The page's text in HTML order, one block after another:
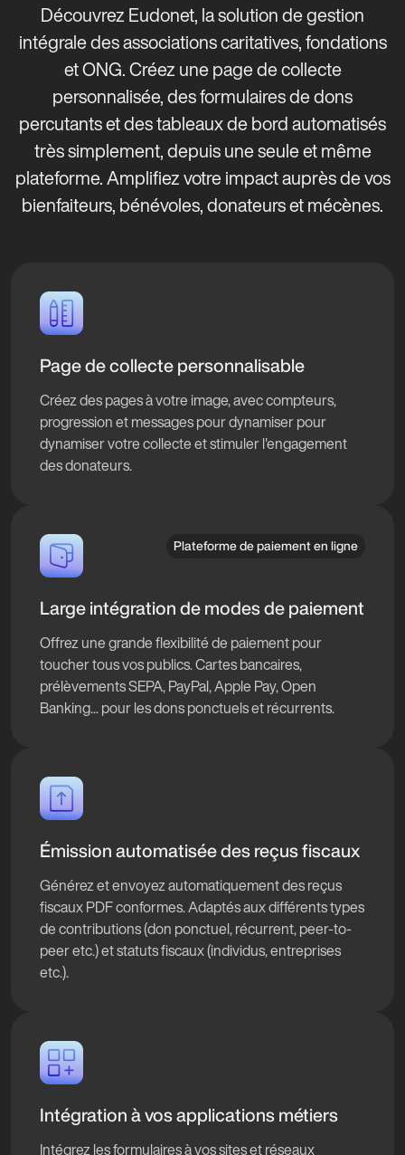
Découvrez Eudonet, la solution de gestion
intégrale des associations caritatives, fondations
et ONG. Créez une page de collecte
personnalisée, des formulaires de dons
percutants et des tableaux de bord automatisés
très simplement, depuis une seule et même
plateforme. Amplifiez votre impact auprès de vos
bienfaiteurs, bénévoles, donateurs et mécènes.
Page de collecte personnalisable
Créez des pages à votre image, avec compteurs,
progression et messages pour dynamiser pour
dynamiser votre collecte et stimuler l'engagement
des donateurs.
Plateforme de paiement en ligne
Large intégration de modes de paiement
Offrez une grande flexibilité de paiement pour
toucher tous vos publics. Cartes bancaires,
prélèvements SEPA, PayPal, Apple Pay, Open
Banking... pour les dons ponctuels et récurrents.
Émission automatisée des reçus fiscaux
Générez et envoyez automatiquement des reçus
fiscaux PDF conformes. Adaptés aux différents types
de contributions (don ponctuel, récurrent, peer-to-
peer etc.) et statuts fiscaux (individus, entreprises
etc.).
Intégration à vos applications métiers
Intégrez les formulaires à vos sites et réseaux